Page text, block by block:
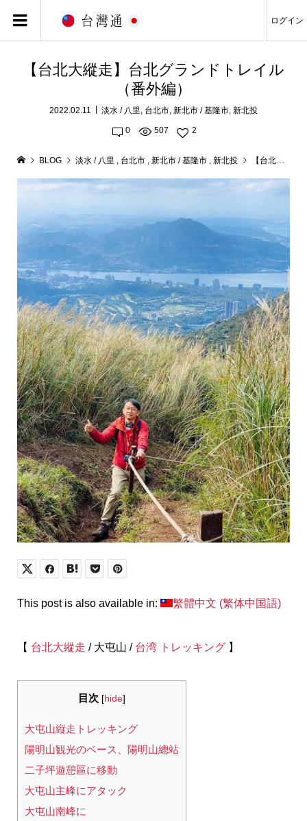
ログイン
【台北大縱走】台北グランドトレイル
（番外編）
2022.02.11 淡水 / 八里, 台北市, 新北市 / 基隆市, 新北投
0 507 2
BLOG 淡水 / 八里 , 台北市 , 新北市 / 基隆市 , 新北投 【台北大縱走】台北グランドトレイル（番外編）
This post is also available in: 繁體中文 (繁体中国語)
【 台北大縱走 / 大屯山 / 台湾 トレッキング】
目次 [hide]
大屯山縦走トレッキング
陽明山観光のベース、陽明山總站
二子坪遊憩區に移動
大屯山主峰にアタック
大屯山南峰に